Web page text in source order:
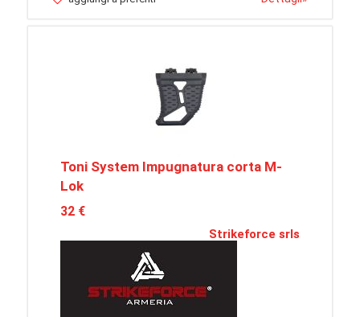
Toni System Impugnatura corta M-
Lok
32 €
Strikeforce srls